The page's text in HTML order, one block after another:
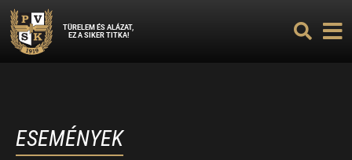
TÜRELEM ÉS ALÁZAT,
EZ A SIKER TITKA!
ESEMÉNYEK